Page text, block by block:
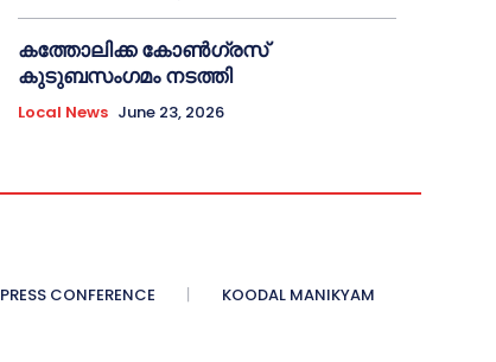
കത്തോലിക്ക കോൺഗ്രസ്
കുടുബസംഗമം നടത്തി
Local News June 23, 2026
PRESS CONFERENCE KOODAL MANIKYAM